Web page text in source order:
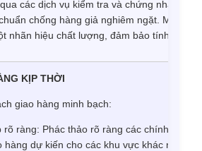
các dịch vụ kiểm tra và chứng nhận UV
chống hàng giả nghiêm ngặt. Mỗi
nhãn hiệu chất lượng, đảm bảo tính xác
KỊP THỜI
giao hàng minh bạch:
rõ ràng: Phác thảo rõ ràng các chính sách
hàng dự kiến ​​cho các khu vực khác nhau,